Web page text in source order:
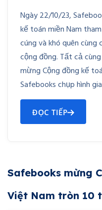
Ngày 22/10/23,
kế toán miền Nam
cúng và khó quên
cộng đồng. Tất cả
mừng Cộng đồng kế
Safebooks chụp hình
ĐỌC TIẾP
Safebooks mừng
Việt Nam tròn 10